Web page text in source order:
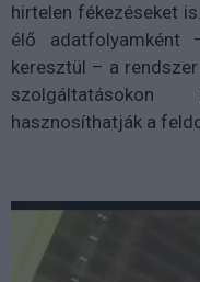
hirtelen fékezéseket
élő adatfolyamként
keresztül – a
hasznosíthatják a